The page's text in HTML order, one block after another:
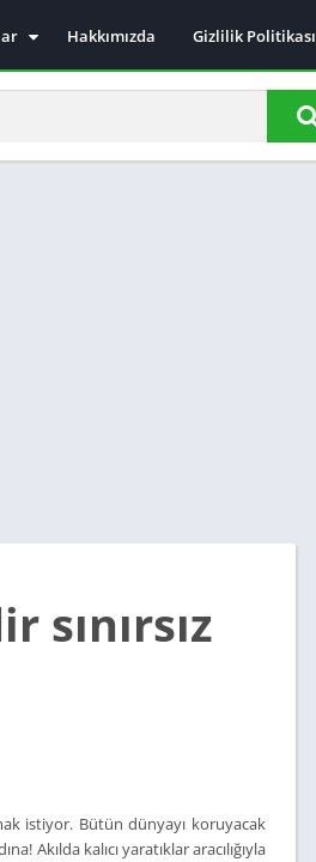
Hakkımızda Gizlilik Politikası
sınırsız
istiyor. Bütün dünyayı koruyacak
Akılda kalıcı yaratıklar aracılığıyla